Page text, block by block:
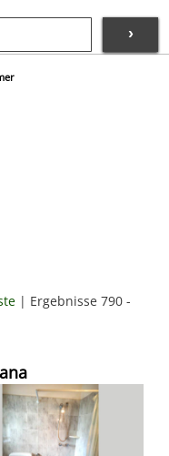
›
| Ergebnisse 790 -